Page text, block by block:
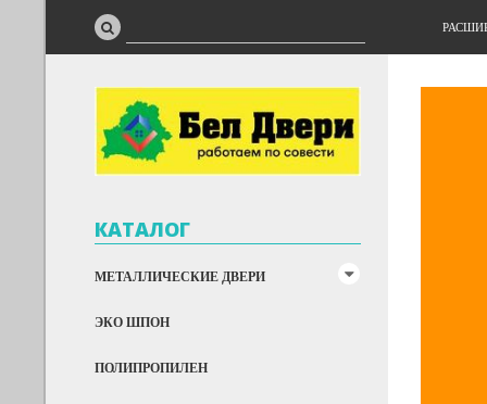
КАТАЛОГ
МЕТАЛЛИЧЕСКИЕ ДВЕРИ
ЭКО ШПОН
ПОЛИПРОПИЛЕН